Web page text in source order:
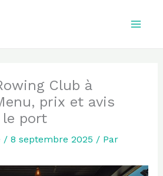
Club à
prix et avis
le port
/ 8 septembre 2025 / Par